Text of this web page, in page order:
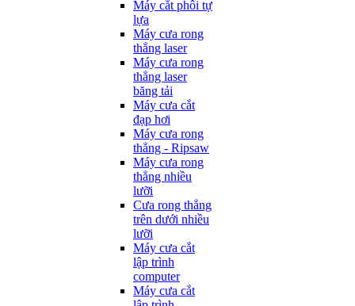
Máy cắt phôi tự
lựa
Máy cưa rong
thẳng laser
Máy cưa rong
thẳng laser
băng tải
Máy cưa cắt
đạp hơi
Máy cưa rong
thẳng - Ripsaw
Máy cưa rong
thẳng nhiều
lưỡi
Cưa rong thẳng
trên dưới nhiều
lưỡi
Máy cưa cắt
lập trình
computer
Máy cưa cắt